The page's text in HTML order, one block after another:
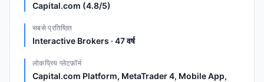
Capital.com (4.8/5)
सबसे प्रतिष्ठित
Interactive Brokers · 47 वर्ष
लोकप्रिय प्लेटफ़ॉर्म
Capital.com Platform, MetaTrader 4, Mobile App,